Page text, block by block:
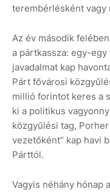
terembérlésként vagy
Az év második
a pártkassza: egy-
javadalmat kap
Párt fővárosi
millió forintot keres a
ki a politikus
közgyűlési tag,
vezetőként” kap havi
Párttól.
Vagyis néhány hónap